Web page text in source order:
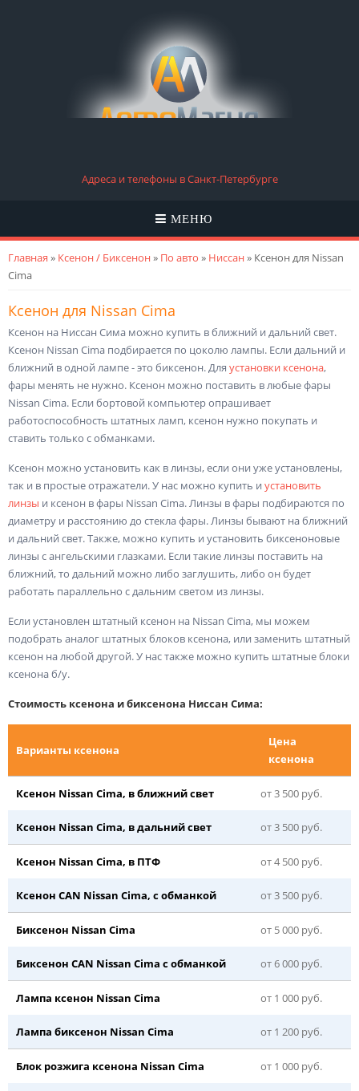
Адреса и телефоны в Санкт-Петербурге
МЕНЮ
Вы здесь
Главная » Ксенон / Биксенон» По авто » Ниссан» Ксенон для Nissan
Cima
Ксенон для Nissan Cima
Ксенон на Ниссан Сима можно купить в ближний и дальний свет.
Ксенон Nissan Cima подбирается по цоколю лампы. Если дальний и
ближний в одной лампе - это биксенон. Для установки ксенона,
фары менять не нужно. Ксенон можно поставить в любые фары
Nissan Cima. Если бортовой компьютер опрашивает
работоспособность штатных ламп, ксенон нужно покупать и
ставить только с обманками.
Ксенон можно установить как в линзы, если они уже установлены,
так и в простые отражатели. У нас можно купить и установить
линзы и ксенон в фары Nissan Cima. Линзы в фары подбираются по
диаметру и расстоянию до стекла фары. Линзы бывают на ближний
и дальний свет. Также, можно купить и установить биксеноновые
линзы с ангельскими глазками. Если такие линзы поставить на
ближний, то дальний можно либо заглушить, либо он будет
работать параллельно с дальним светом из линзы.
Если установлен штатный ксенон на Nissan Cima, мы можем
подобрать аналог штатных блоков ксенона, или заменить штатный
ксенон на любой другой. У нас также можно купить штатные блоки
ксенона б/у.
Стоимость ксенона и биксенона Ниссан Сима:
Варианты ксенона
Цена
ксенона
Ксенон Nissan Cima, в ближний свет от 3 500 руб.
Ксенон Nissan Cima, в дальний свет от 3 500 руб.
Ксенон Nissan Cima, в ПТФ от 4 500 руб.
Ксенон CAN Nissan Cima, с обманкой от 3 500 руб.
Биксенон Nissan Cima от 5 000 руб.
Биксенон CAN Nissan Cima с обманкой от 6 000 руб.
Лампа ксенон Nissan Cima от 1 000 руб.
Лампа биксенон Nissan Cima от 1 200 руб.
Блок розжига ксенона Nissan Cima от 1 000 руб.